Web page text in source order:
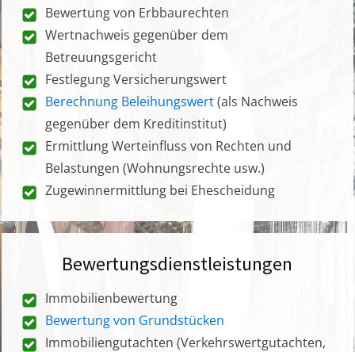
Bewertung von Erbbaurechten
Wertnachweis gegenüber dem
Betreuungsgericht
Festlegung Versicherungswert
Berechnung Beleihungswert(als Nachweis
gegenüber dem Kreditinstitut)
Ermittlung Werteinfluss von Rechten und
Belastungen (Wohnungsrechte usw.)
Zugewinnermittlung bei Ehescheidung
Bewertungsdienstleistungen
Immobilienbewertung
Bewertung von Grundstücken
Immobiliengutachten (Verkehrswertgutachten,